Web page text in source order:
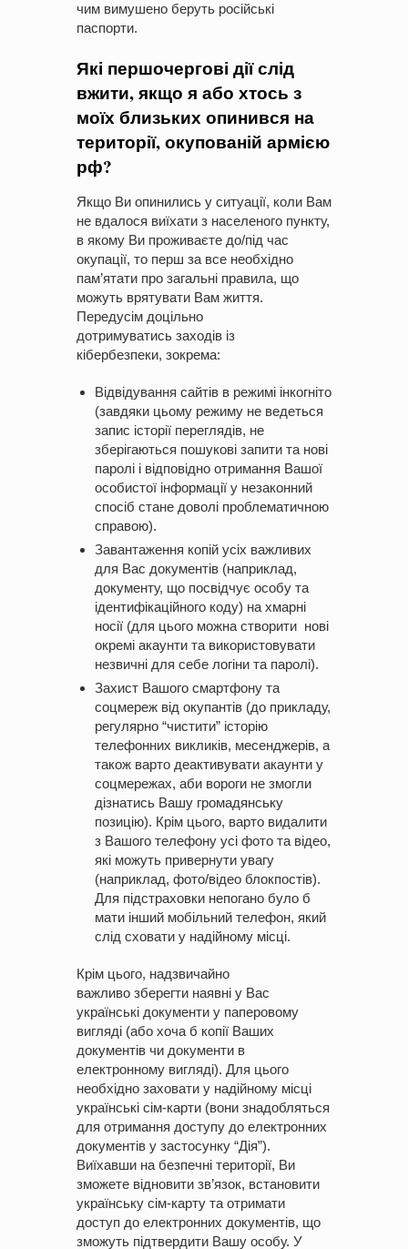
чим вимушено беруть російські
паспорти.
Які першочергові дії слід
вжити, якщо я або хтось з
моїх близьких опинився на
території, окупованій армією
рф?
Якщо Ви опинились у ситуації, коли Вам
не вдалося виїхати з населеного пункту,
в якому Ви проживаєте до/під час
окупації, то перш за все необхідно
пам’ятати про загальні правила, що
можуть врятувати Вам життя.
Передусім доцільно
дотримуватись заходів із
кібербезпеки, зокрема:
Відвідування сайтів в режимі інкогніто
(завдяки цьому режиму не ведеться
запис історії переглядів, не
зберігаються пошукові запити та нові
паролі і відповідно отримання Вашої
особистої інформації у незаконний
спосіб стане доволі проблематичною
справою).
Завантаження копій усіх важливих
для Вас документів (наприклад,
документу, що посвідчує особу та
ідентифікаційного коду) на хмарні
носії (для цього можна створити нові
окремі акаунти та використовувати
незвичні для себе логіни та паролі).
Захист Вашого смартфону та
соцмереж від окупантів (до прикладу,
регулярно “чистити” історію
телефонних викликів, месенджерів, а
також варто деактивувати акаунти у
соцмережах, аби вороги не змогли
дізнатись Вашу громадянську
позицію). Крім цього, варто видалити
з Вашого телефону усі фото та відео,
які можуть привернути увагу
(наприклад, фото/відео блокпостів).
Для підстраховки непогано було б
мати інший мобільний телефон, який
слід сховати у надійному місці.
Крім цього, надзвичайно
важливо зберегти наявні у Вас
українські документи у паперовому
вигляді (або хоча б копії Ваших
документів чи документи в
електронному вигляді). Для цього
необхідно заховати у надійному місці
українські сім-карти (вони знадобляться
для отримання доступу до електронних
документів у застосунку “Дія”).
Виїхавши на безпечні території, Ви
зможете відновити зв’язок, встановити
українську сім-карту та отримати
доступ до електронних документів, що
зможуть підтвердити Вашу особу. У